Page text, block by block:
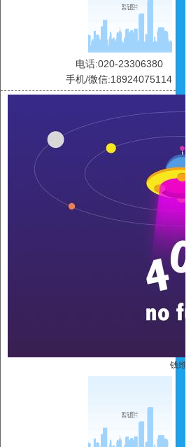
电话:020-23306380
手机/微信:18924075114
钱维维